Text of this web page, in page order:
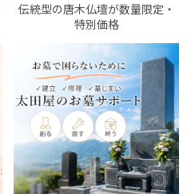
伝統型の唐木仏壇が数量限定・
特別価格